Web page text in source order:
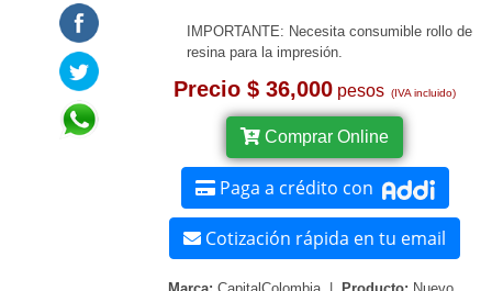
IMPORTANTE: Necesita consumible rollo de
resina para la impresión.
Precio $ 36,000 pesos (IVA incluido)
Comprar Online
Paga a crédito con
Cotización rápida en tu email